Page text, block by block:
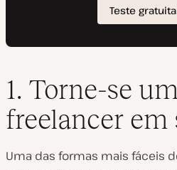
1. Torne-se
freelancer em
Uma das formas mais fáceis